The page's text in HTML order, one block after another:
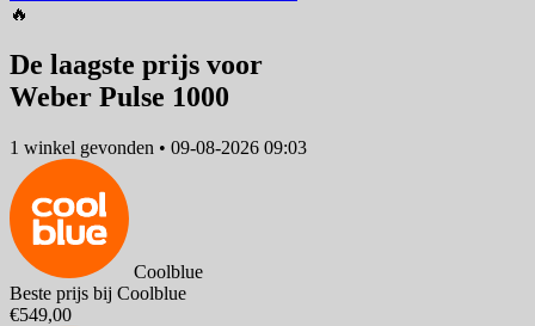
🔥
De laagste prijs voor
Weber Pulse 1000
1 winkel gevonden • 09-08-2026 09:03
Coolblue
Beste prijs bij Coolblue
€549,00